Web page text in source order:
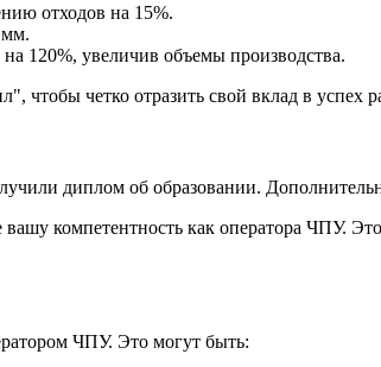
отходов на 15%.
мм.
120%, увеличив объемы производства.
чтобы четко отразить свой вклад в успех
диплом об образовании.
компетентность как оператора ЧПУ.
ЧПУ. Это могут быть: